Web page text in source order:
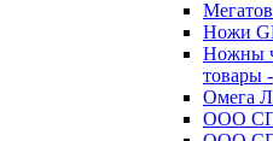
Ножи
Ножны
товары -
Омега
ООО